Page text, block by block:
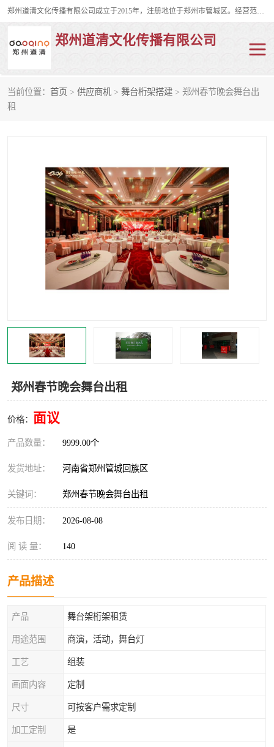
郑州道清文化传播有限公司成立于2015年，注册地位于郑州市管城区。经营范围包括会议及展览服务、庆典礼仪策划、企业形象策划、企业管理咨询、计算机图文设计、制作等。主要产品服务有：舞台桁架搭建，背景板搭建，灯光音响，雷亚舞台搭建、龙门架搭建、会议桌椅租赁、灯光音响租赁、空飘出租、气柱拱门租赁、喷绘写真制作、kt板制作。
郑州道清文化传播有限公司
当前位置： 首页 > 供应商机 > 舞台桁架搭建 > 郑州春节晚会舞台出
租
郑州春节晚会舞台出租
价格： 面议
产品数量： 9999.00个
发货地址： 河南省郑州管城回族区
关键词： 郑州春节晚会舞台出租
发布日期： 2026-08-08
阅 读 量： 140
产品描述
产品 舞台架桁架租赁
用途范围 商演，活动，舞台灯
工艺 组装
画面内容 定制
尺寸 可按客户需求定制
加工定制 是
活动策划 truss架出租
kt板制作 场地布置
背景板搭建 雷亚舞台搭建
龙门架搭建 会议桌椅租赁
灯光音响租赁 空飘出租